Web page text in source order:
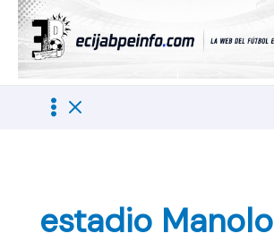
contenido
estadio Manolo